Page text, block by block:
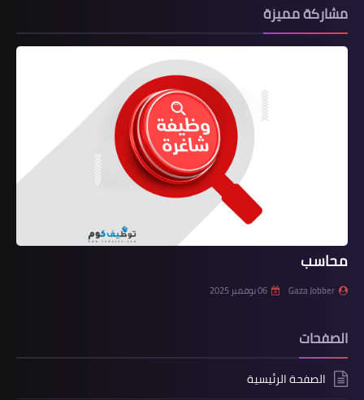
مشاركة مميزة
محاسب
Gaza Jobber 06 نوفمبر 2025
الصفحات
الصفحة الرئيسية